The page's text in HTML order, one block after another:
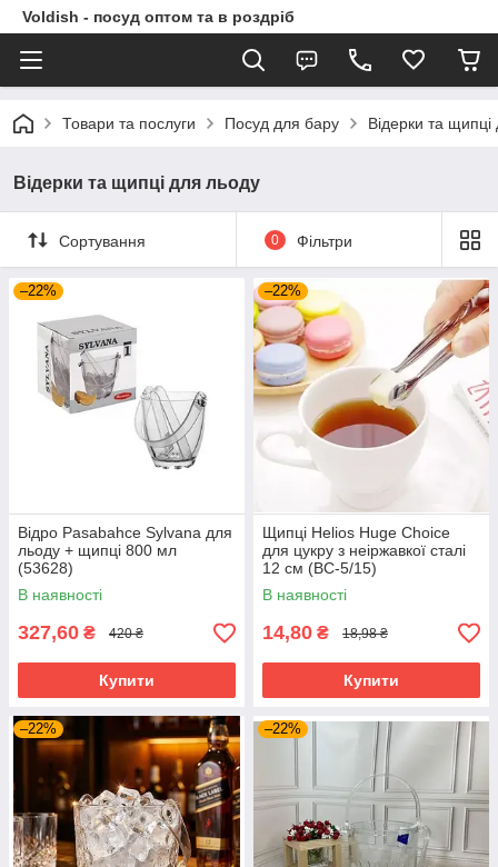
Voldish - посуд оптом та в роздріб
Товари та послуги Посуд для бару Відерки та
Відерки та щипці для льоду
Сортування 0 Фільтри
–22%
Відро Pasabahce Sylvana для
льоду + щипці 800 мл
(53628)
В наявності
327,60 ₴ 420 ₴
Купити
–22%
Щипці Helios Huge Choice
для цукру з неіржавкої сталі
12 см (BC-5/15)
В наявності
14,80 ₴ 18,98 ₴
Купити
–22% –22%